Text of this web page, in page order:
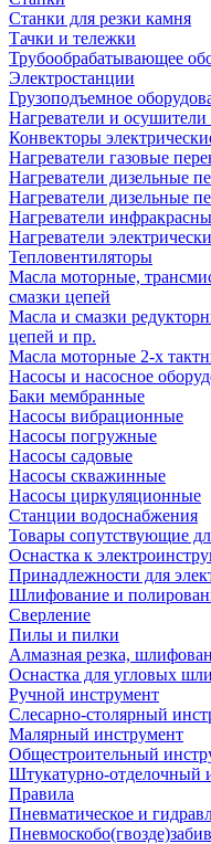
Станки для резки камня
Тачки и тележки
Трубообрабатывающее
Электростанции
Грузоподъемное
Нагреватели и осушители
Конвекторы
Нагреватели газовые
Нагреватели дизельные
Нагреватели дизельные
Нагреватели
Нагреватели
Тепловентиляторы
Масла моторные,
смазки цепей
Масла и смазки
цепей и пр.
Масла моторные 2-х
Насосы и насосное
Баки мембранные
Насосы вибрационные
Насосы погружные
Насосы садовые
Насосы скважинные
Насосы циркуляционные
Станции водоснабжения
Товары сопутствующие
Оснастка к
Принадлежности для
Шлифование и
Сверление
Пилы и пилки
Алмазная резка,
Оснастка для угловых
Ручной инструмент
Слесарно-столярный
Малярный инструмент
Общестроительный
Штукатурно-отделочный
Правила
Пневматическое и